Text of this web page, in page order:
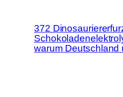
372
warum Deutschland